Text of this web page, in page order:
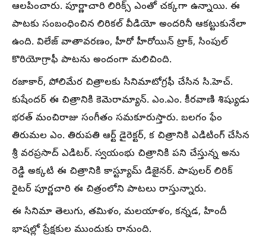
ఆలపించారు. పూర్ణాచారి లిరిక్స్ ఎంతో చక్కగా ఉన్నాయి. ఈ
పాటకు సంబంధించిన లిరికల్ వీడియో అందరినీ ఆకట్టుకునేలా
ఉంది. విలేజ్ వాతావరణం, హీరో హీరోయిన్ ట్రాక్, సింపుల్
కొరియోగ్రాఫీ పాటను అందంగా మలిచింది.
రజాకార్, పోలిమేర చిత్రాలకు సినిమాటోగ్రఫీ చేసిన సి.హెచ్.
కుషేందర్ ఈ చిత్రానికి కెమెరామ్యాన్. ఎం.ఎం. కీరవాణి శిష్యుడు
భరత్ మంచిరాజు సంగీతం సమకూరుస్తారు. బలగం ఫేం
తిరుమల ఎం. తిరుపతి ఆర్ట్ డైరెక్టర్‌, క చిత్రానికి ఎడిటింగ్ చేసిన
శ్రీ వరప్రసాద్ ఎడిటర్‌. స్వయంభు చిత్రానికి పని చేస్తున్న అను
రెడ్డి అక్కటి ఈ చిత్రానికి కాస్ట్యూమ్ డిజైనర్. పాపులర్ లిరిక్
రైటర్ పూర్ణచారి ఈ చిత్రంలోని పాటలు రాస్తున్నారు.
ఈ సినిమా తెలుగు, తమిళం, మలయాళం, కన్నడ, హిందీ
భాషల్లో ప్రేక్షకుల ముందుకు రానుంది.